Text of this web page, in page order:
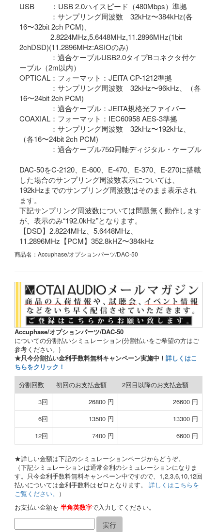
USB ：USB 2.0ハイスピード（480Mbps）準拠
：サンプリング周波数 32kHz〜384kHz(各
16〜32bit 2ch PCM)、
2.8224MHz,5.6448MHz,11.2896MHz(1bit
2chDSD)(11.2896MHz:ASIOのみ)
：適合ケーブルUSB2.0タイプBコネクタ付ケ
ーブル（2m以内）
OPTICAL：フォーマット：JEITA CP-1212準拠
：サンプリング周波数 32kHz〜96kHz、（各
16〜24bit 2ch PCM)
：適合ケーブル：JEITA規格光ファイバー
COAXIAL：フォーマット：IEC60958 AES-3準拠
：サンプリング周波数 32kHz〜192kHz、
（各16〜24bit 2ch PCM)
：適合ケーブル75Ω同軸ディジタル・ケーブル
DAC-50をC-2120、E-600、E-470、E-370、E-270に搭載
した場合のサンプリング周波数表示については、
192kHzまでのサンプリング周波数はそのまま表示され
ます。
下記サンプリング周波数については問題無く動作します
が、表示のみ“192.0kHz”となります。
【DSD】2.8224MHz、5.6448MHz、
11.2896MHz【PCM】352.8kHZ〜384kHz
商品名：Accuphase/オプションパーツ/DAC-50
Accuphase/オプションパーツ/DAC-50
についての分割払いシミュレーション(分割払いをご希望の方はご
参考ください。)
★只今分割払い金利手数料無料キャンペーン実施中！ 詳しくはこ
ちらをクリック！
分割回数
初回のお支払金額
2回目以降のお支払金額
3回
26800 円
26600 円
6回
13500 円
13300 円
12回
7400 円 6600 円
★詳しい金額は下記のシミュレーションページからどうぞ。
（下記シミュレーションは通常金利のシミュレーションになりま
す。只今金利手数料無料キャンペーン中ですので、1,2,3,6,10,12回
払いについては金利手数料はゼロとなります。 詳しくはこちらを
ご覧ください。 ）
お支払い金額を 半角英数字で入力してください。